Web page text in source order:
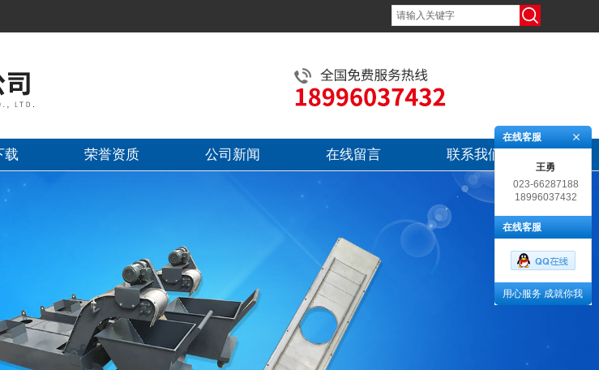
载 荣誉资质 公司新闻 在线留言 联系我们
在线客服
王勇
023-66287188
18996037432
在线客服
用心服务 成就你我